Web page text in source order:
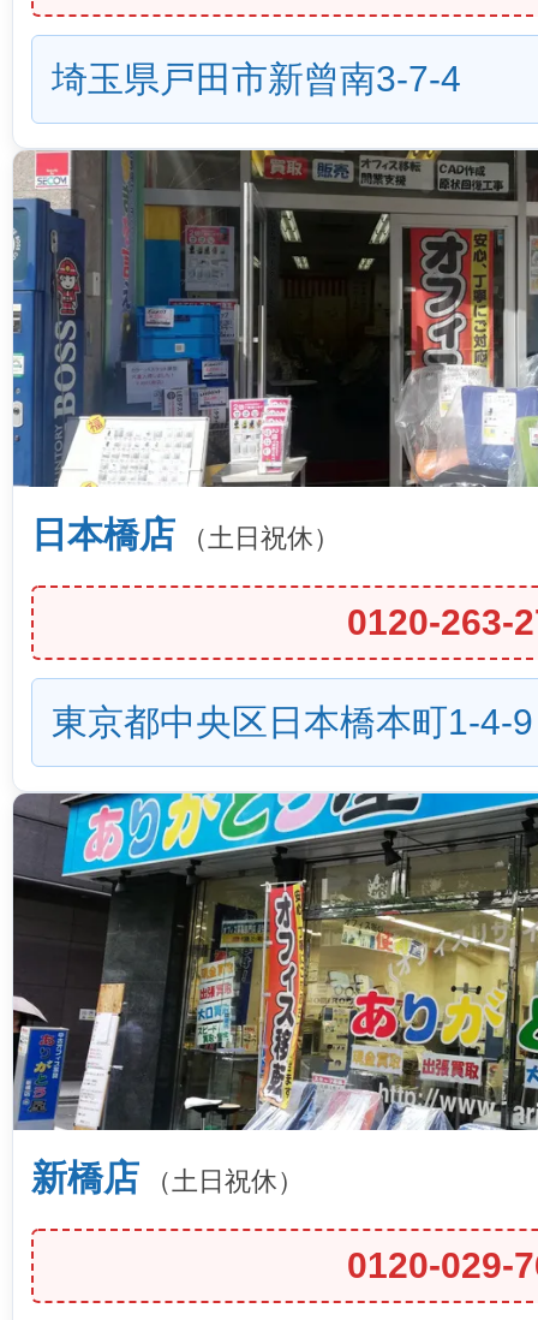
埼玉県戸田市新曾南3-7-4
日本橋店 （土日祝休）
0120-263-
東京都中央区日本橋本町1-4-9
新橋店 （土日祝休）
0120-029-